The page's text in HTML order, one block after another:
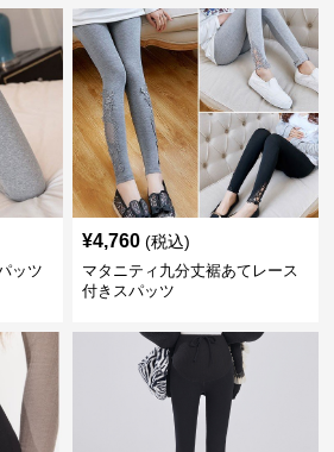
ッツ
¥4,760 (税込)
マタニティ九分丈裾あてレース
付きスパッツ